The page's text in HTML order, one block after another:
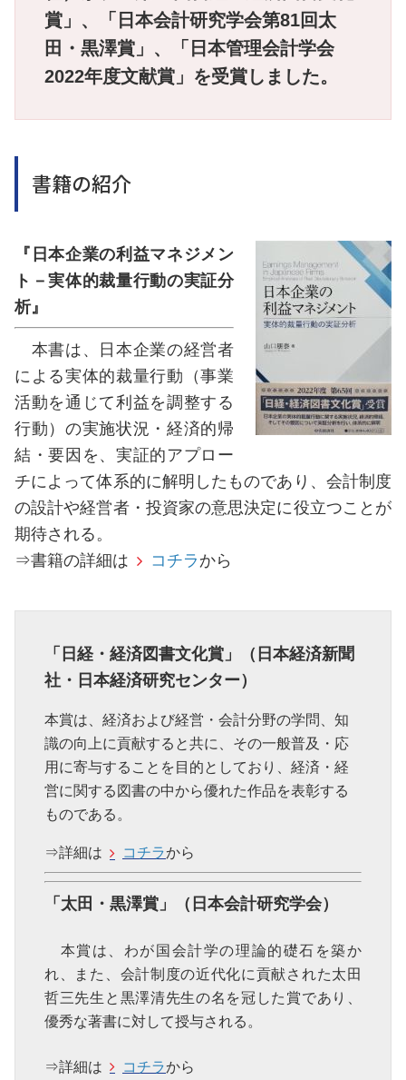
賞」、「日本会計研究学会第81回太
田・黒澤賞」、「日本管理会計学会
2022年度文献賞」を受賞しました。
書籍の紹介
『日本企業の利益マネジメン
ト－実体的裁量行動の実証分
析』
本書は、日本企業の経営者
による実体的裁量行動（事業
活動を通じて利益を調整する
行動）の実施状況・経済的帰
結・要因を、実証的アプロー
チによって体系的に解明したものであり、会計制度
の設計や経営者・投資家の意思決定に役立つことが
期待される。
⇒書籍の詳細は
コチラ から
「日経・経済図書文化賞」（日本経済新聞
社・日本経済研究センター）
本賞は、経済および経営・会計分野の学問、知
識の向上に貢献すると共に、その一般普及・応
用に寄与することを目的としており、経済・経
営に関する図書の中から優れた作品を表彰する
ものである。
⇒詳細は コチラから
「太田・黒澤賞」（日本会計研究学会）
本賞は、わが国会計学の理論的礎石を築か
れ、また、会計制度の近代化に貢献された太田
哲三先生と黒澤清先生の名を冠した賞であり、
優秀な著書に対して授与される。
⇒詳細は コチラから